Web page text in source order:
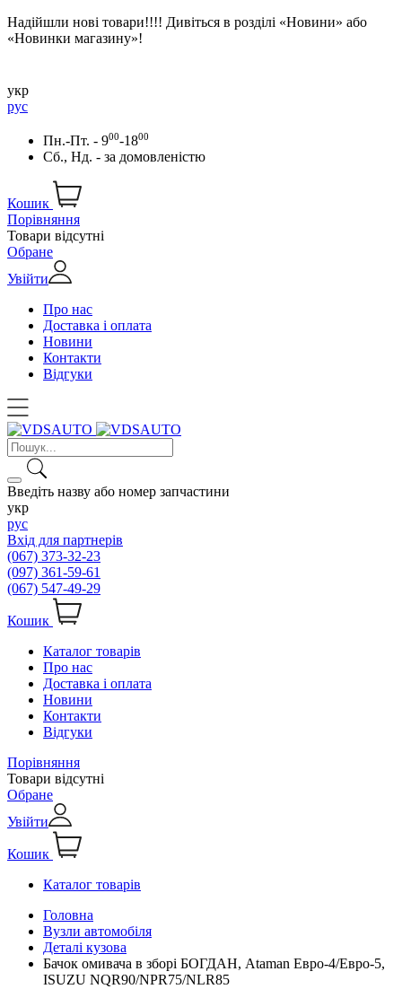
Надійшли нові товари!!!! Дивіться в розділі «Новини» або
«Новинки магазину»!
укр
рус
Пн.-Пт. - 900-1800
Сб., Нд. - за домовленістю
Кошик
Порівняння
Товари відсутні
Обране
Увійти
Про нас
Доставка і оплата
Новини
Контакти
Відгуки
Введіть назву або номер запчастини
укр
рус
Вхід для партнерів
(067) 373-32-23
(097) 361-59-61
(067) 547-49-29
Кошик
Каталог товарів
Про нас
Доставка і оплата
Новини
Контакти
Відгуки
Порівняння
Товари відсутні
Обране
Увійти
Кошик
Каталог товарів
Головна
Вузли автомобіля
Деталі кузова
Бачок омивача в зборі БОГДАН, Ataman Евро-4/Евро-5,
ISUZU NQR90/NPR75/NLR85